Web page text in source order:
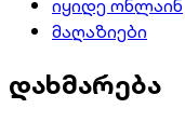
იყიდე ონლაინ
მაღაზიები
დახმარება